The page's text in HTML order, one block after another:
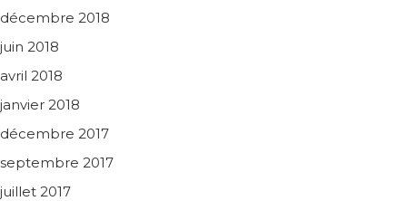
décembre 2018
juin 2018
avril 2018
janvier 2018
décembre 2017
septembre 2017
juillet 2017